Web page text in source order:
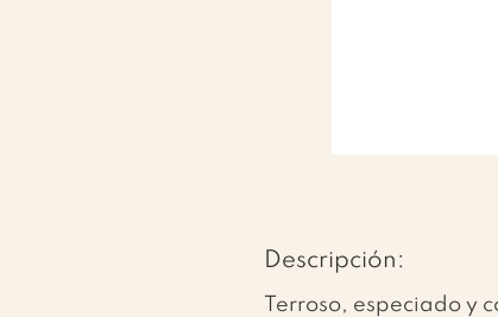
Descripción:
Terroso, especiado y